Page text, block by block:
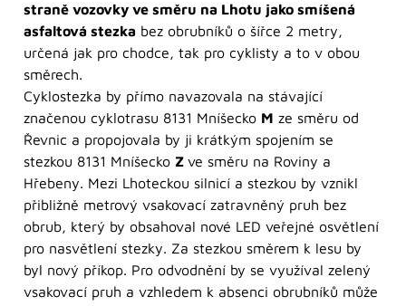
straně vozovky ve směru na Lhotu jako smíšená
asfaltová stezka bez obrubníků o šířce 2 metry,
určená jak pro chodce, tak pro cyklisty a to v obou
směrech.
Cyklostezka by přímo navazovala na stávající
značenou cyklotrasu 8131 Mníšecko M ze směru od
Řevnic a propojovala by ji krátkým spojením se
stezkou 8131 Mníšecko Z ve směru na Roviny a
Hřebeny. Mezi Lhoteckou silnicí a stezkou by vznikl
přibližně metrový vsakovací zatravněný pruh bez
obrub, který by obsahoval nové LED veřejné osvětlení
pro nasvětlení stezky. Za stezkou směrem k lesu by
byl nový příkop. Pro odvodnění by se využíval zelený
vsakovací pruh a vzhledem k absenci obrubníků může